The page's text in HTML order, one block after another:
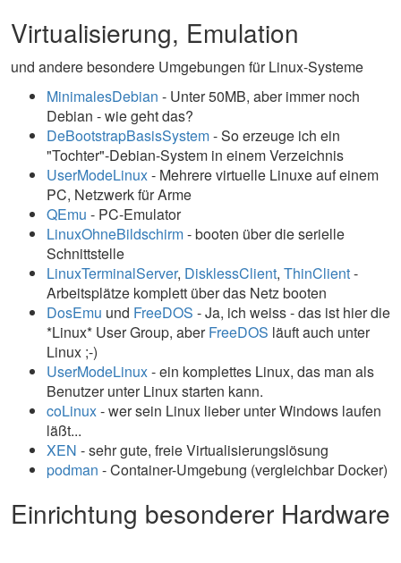
Virtualisierung, Emulation
und andere besondere Umgebungen für Linux-Systeme
MinimalesDebian - Unter 50MB, aber immer noch
Debian - wie geht das?
DeBootstrapBasisSystem- So erzeuge ich ein
"Tochter"-Debian-System in einem Verzeichnis
UserModeLinux- Mehrere virtuelle Linuxe auf einem
PC, Netzwerk für Arme
QEmu - PC-Emulator
LinuxOhneBildschirm- booten über die serielle
Schnittstelle
LinuxTerminalServer, DisklessClient, ThinClient-
Arbeitsplätze komplett über das Netz booten
DosEmu und FreeDOS - Ja, ich weiss - das ist hier die
*Linux* User Group, aberFreeDOS läuft auch unter
Linux ;-)
UserModeLinux- ein komplettes Linux, das man als
Benutzer unter Linux starten kann.
coLinux- wer sein Linux lieber unter Windows laufen
läßt...
XEN - sehr gute, freie Virtualisierungslösung
podman - Container-Umgebung (vergleichbar Docker)
Einrichtung besonderer Hardware